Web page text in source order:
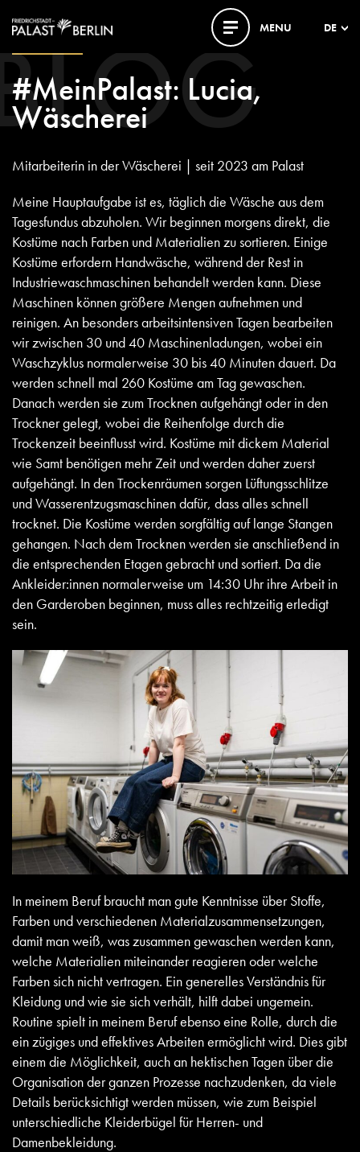
MENU DE
#MeinPalast: Lucia,
Wäscherei
Mitarbeiterin in der Wäscherei | seit 2023 am Palast
Meine Hauptaufgabe ist es, täglich die Wäsche aus dem
Tagesfundus abzuholen. Wir beginnen morgens direkt, die
Kostüme nach Farben und Materialien zu sortieren. Einige
Kostüme erfordern Handwäsche, während der Rest in
Industriewaschmaschinen behandelt werden kann. Diese
Maschinen können größere Mengen aufnehmen und
reinigen. An besonders arbeitsintensiven Tagen bearbeiten
wir zwischen 30 und 40 Maschinenladungen, wobei ein
Waschzyklus normalerweise 30 bis 40 Minuten dauert. Da
werden schnell mal 260 Kostüme am Tag gewaschen.
Danach werden sie zum Trocknen aufgehängt oder in den
Trockner gelegt, wobei die Reihenfolge durch die
Trockenzeit beeinflusst wird. Kostüme mit dickem Material
wie Samt benötigen mehr Zeit und werden daher zuerst
aufgehängt. In den Trockenräumen sorgen Lüftungsschlitze
und Wasserentzugsmaschinen dafür, dass alles schnell
trocknet. Die Kostüme werden sorgfältig auf lange Stangen
gehangen. Nach dem Trocknen werden sie anschließend in
die entsprechenden Etagen gebracht und sortiert. Da die
Ankleider:innen normalerweise um 14:30 Uhr ihre Arbeit in
den Garderoben beginnen, muss alles rechtzeitig erledigt
sein.
In meinem Beruf braucht man gute Kenntnisse über Stoffe,
Farben und verschiedenen Materialzusammensetzungen,
damit man weiß, was zusammen gewaschen werden kann,
welche Materialien miteinander reagieren oder welche
Farben sich nicht vertragen. Ein generelles Verständnis für
Kleidung und wie sie sich verhält, hilft dabei ungemein.
Routine spielt in meinem Beruf ebenso eine Rolle, durch die
ein zügiges und effektives Arbeiten ermöglicht wird. Dies gibt
einem die Möglichkeit, auch an hektischen Tagen über die
Organisation der ganzen Prozesse nachzudenken, da viele
Details berücksichtigt werden müssen, wie zum Beispiel
unterschiedliche Kleiderbügel für Herren- und
Damenbekleidung.